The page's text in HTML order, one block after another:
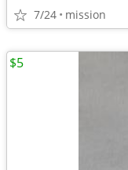
7/24 mission
$5